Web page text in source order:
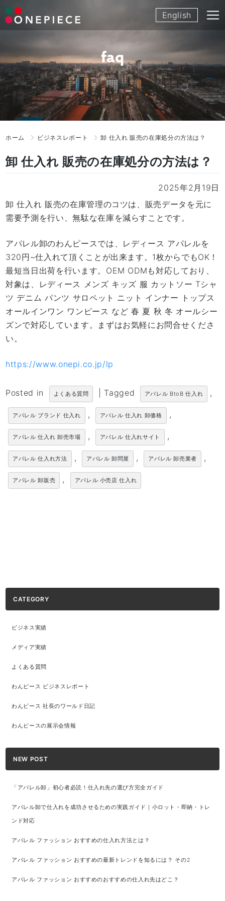
Skip
to
English
faq
ホーム ビジネスレポート 卸 仕入れ 販売の在庫処分の方法は？
卸 仕入れ 販売の在庫処分の方法は？
2025年2月19日
卸 仕入れ 販売の在庫管理のコツは、販売データを元に
需要予測を行い、無駄な在庫を減らすことです。
アパレル卸のわんピースでは、レディース アパレルを
320円~仕入れて頂くことが出来ます。1枚からでもOK！
最短当日出荷を行います。OEM ODMも対応しており、
対象は、レディース メンズ キッズ 服 カットソー Tシャ
ツ デニム パンツ サロペット ニット インナー トップス
オールインワン ワンピース など 春 夏 秋 冬 オールシー
ズンで対応しています。まずはお気軽にお問合せくださ
い。
https://www.onepi.co.jp/lp
Posted in よくある質問 Tagged アパレル BtoB 仕入れ ,
アパレル ブランド 仕入れ , アパレル 仕入れ 卸価格 ,
アパレル 仕入れ 卸売市場 , アパレル 仕入れサイト ,
アパレル 仕入れ方法 , アパレル 卸問屋 , アパレル 卸売業者 ,
アパレル 卸販売 , アパレル 小売店 仕入れ
CATEGORY
ビジネス実績
メディア実績
よくある質問
わんピース ビジネスレポート
わんピース 社長のワールド日記
わんピースの展示会情報
NEW POST
「アパレル卸」初心者必読！仕入れ先の選び方完全ガイド
アパレル卸で仕入れを成功させるための実践ガイド｜小ロット・即納・トレ
ンド対応
アパレル ファッション おすすめの仕入れ方法とは？
アパレル ファッション おすすめの最新トレンドを知るには？ その2
アパレル ファッション おすすめのおすすめの仕入れ先はどこ？